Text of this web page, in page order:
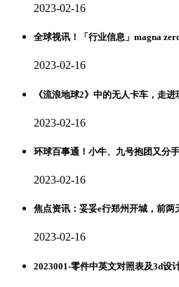
2023-02-16
全球视讯！「行业信息」magna
2023-02-16
《流浪地球2》中的无人卡车，走进
2023-02-16
环球百事通！小牛、九号抱团又分
2023-02-16
焦点资讯：妥妥e行郑州开城，前两
2023-02-16
2023001-零件中英文对照表及3d设